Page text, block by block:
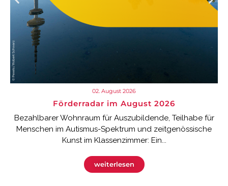
02. August 2026
Förderradar im August 2026
Bezahlbarer Wohnraum für Auszubildende, Teilhabe für
Menschen im Autismus-Spektrum und zeitgenössische
Kunst im Klassenzimmer: Ein...
weiterlesen